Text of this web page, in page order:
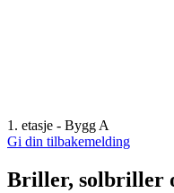
1. etasje - Bygg A
Gi din tilbakemelding
Briller, solbriller